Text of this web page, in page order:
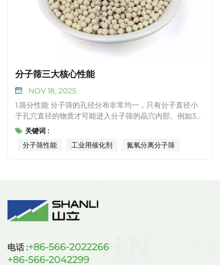
分子筛三大核心性能
NOV 18, 2025
1.筛分性能 分子筛的孔径分布非常均一，只有分子直径小
于孔穴直径的物质才可能进入分子筛的晶穴内部。例如3A
分子筛的孔径约0.3纳米，仅允许水分子（直径约0.27纳
米）通过，而排斥更大的分子（如丙烷，直径约0.43纳
米）；5A分子筛的孔径约0.5纳米，可用于分离氧气（0.34
（如烯烃），进一步提升筛分精度。例如碳分子筛制氮，
就是通过优先吸附氧气（极性略强），实现氮气的高效分
离。​翻译为英文 3.催化性能 分子筛的孔道结构为化学反
体的负电荷与阳离子平衡产生）可催化正碳离子型反应。
例如，Y型分子筛作为石油裂化催化剂，能将重质油裂解为
关键词 :
分子筛性能
工业用催化剂 氮氧分离分子筛
电话 :+86-566-2022266
+86-566-2042299